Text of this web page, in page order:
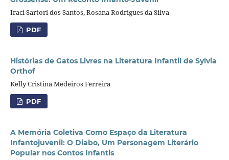
Iraci Sartori dos Santos, Rosana Rodrigues da Silva
PDF
Histórias de Gatos Livres na Literatura Infantil de Sylvia
Orthof
Kelly Cristina Medeiros Ferreira
PDF
A Memória Coletiva Como Espaço da Literatura
Infantojuvenil: O Diabo, Um Personagem Literário
Popular nos Contos Infantis